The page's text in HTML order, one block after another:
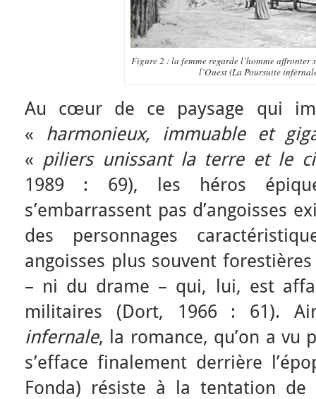
Figure 2 : la femme regarde l’homme affronter
l’Ouest (La Poursuite
Au cœur de ce paysage qui
« harmonieux, immuable et
« piliers unissant la terre et le
1989 : 69), les héros
s’embarrassent pas d’angoisses
des personnages
angoisses plus souvent
– ni du drame – qui, lui, est
militaires (Dort, 1966 : 61).
infernale, la romance, qu’on a vu
s’efface finalement derrière
Fonda) résiste à la tentation de